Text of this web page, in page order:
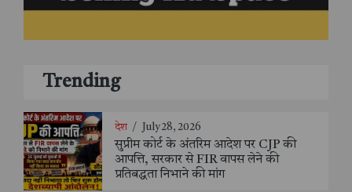
Trending
देश / July 28, 2026
सुप्रीम कोर्ट के अंतरिम आदेश पर CJP की
आपत्ति, सरकार से FIR वापस लेने की
प्रतिबद्धता निभाने की मांग